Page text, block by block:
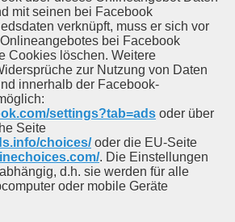
mit seinen bei Facebook
verknüpft, muss er sich vor
bei Facebook
Cookies löschen. Weitere
zur Nutzung von Daten
innerhalb der Facebook-
settings?tab=ads oder über
Seite
choices/oder die EU-Seite
. Die Einstellungen
d.h. sie werden für alle
oder mobile Geräte